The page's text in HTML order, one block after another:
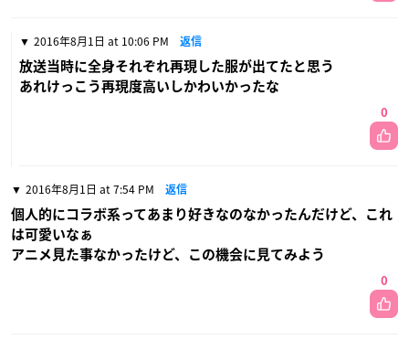
2016年8月1日 at 10:06 PM 返信
放送当時に全身それぞれ再現した服が出てたと思う
あれけっこう再現度高いしかわいかったな
0
2016年8月1日 at 7:54 PM 返信
個人的にコラボ系ってあまり好きなのなかったんだけど、これ
は可愛いなぁ
アニメ見た事なかったけど、この機会に見てみよう
0